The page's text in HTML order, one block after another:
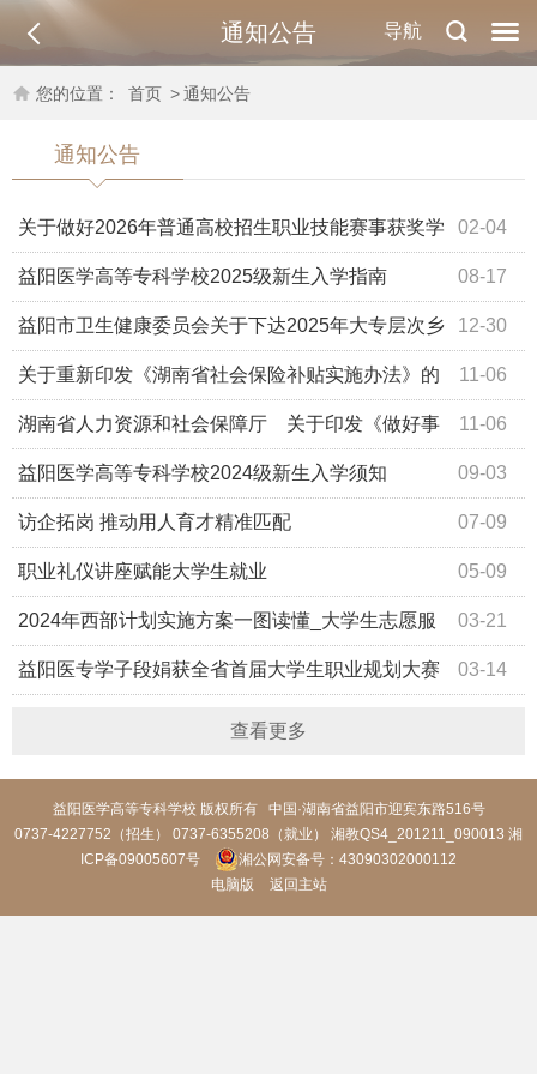
导航
通知公告
您的位置： 首页 >通知公告
通知公告
02-04
关于做好2026年普通高校招生职业技能赛事获奖学
生推荐免试工作的通知 08-17
益阳医学高等专科学校2025级新生入学指南
12-30
益阳市卫生健康委员会关于下达2025年大专层次乡
村医生本土化定向培养名额的通知 11-06
关于重新印发《湖南省社会保险补贴实施办法》的
通知 11-06
湖南省人力资源和社会保障厅 关于印发《做好事
业单位公开招聘高校毕业生 工作的若干措施》的通知09-03
益阳医学高等专科学校2024级新生入学须知
07-09
访企拓岗 推动用人育才精准匹配
05-09
职业礼仪讲座赋能大学生就业
03-21
2024年西部计划实施方案一图读懂_大学生志愿服
务西部计划_中国青年网 03-14
益阳医专学子段娟获全省首届大学生职业规划大赛
查看更多
益阳医学高等专科学校 版权所有 中国·湖南省益阳市迎宾东路516号
0737-4227752（招生） 0737-6355208（就业） 湘教QS4_201211_090013 湘
ICP备09005607号
湘公网安备号：43090302000112
电脑版
返回主站